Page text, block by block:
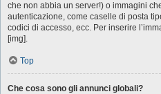
che non abbia un server!) o immagini
autenticazione, come caselle di posta
codici di accesso, ecc. Per inserire
[img].
Top
Che cosa sono gli annunci globali?